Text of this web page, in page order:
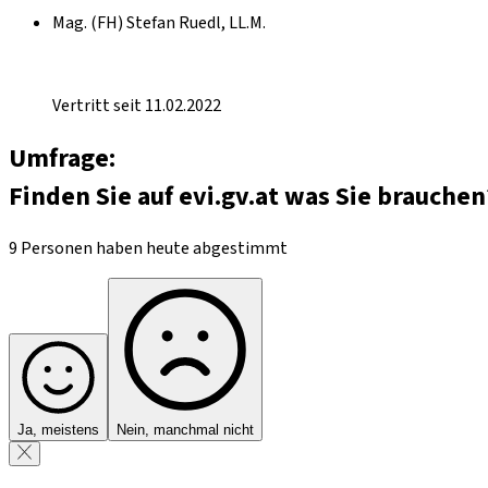
Mag. (FH) Stefan Ruedl, LL.M.
Vertritt seit 11.02.2022
Umfrage:
Finden Sie auf evi.gv.at was Sie
9 Personen haben heute abgestimmt
Ja, meistens Nein, manchmal nicht